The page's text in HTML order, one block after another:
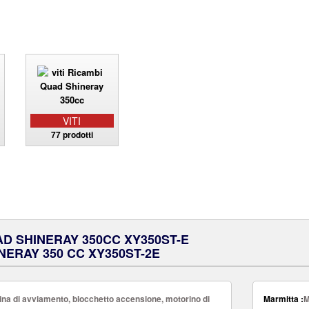
VITI
77 prodotti
SHINERAY 350CC XY350ST-E
350 CC XY350ST-2E
di avviamento, blocchetto accensione, motorino di
Marmitta :